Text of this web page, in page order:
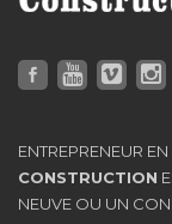
ENTREPRENEUR
CONSTRUCTION
NEUVE OU UN